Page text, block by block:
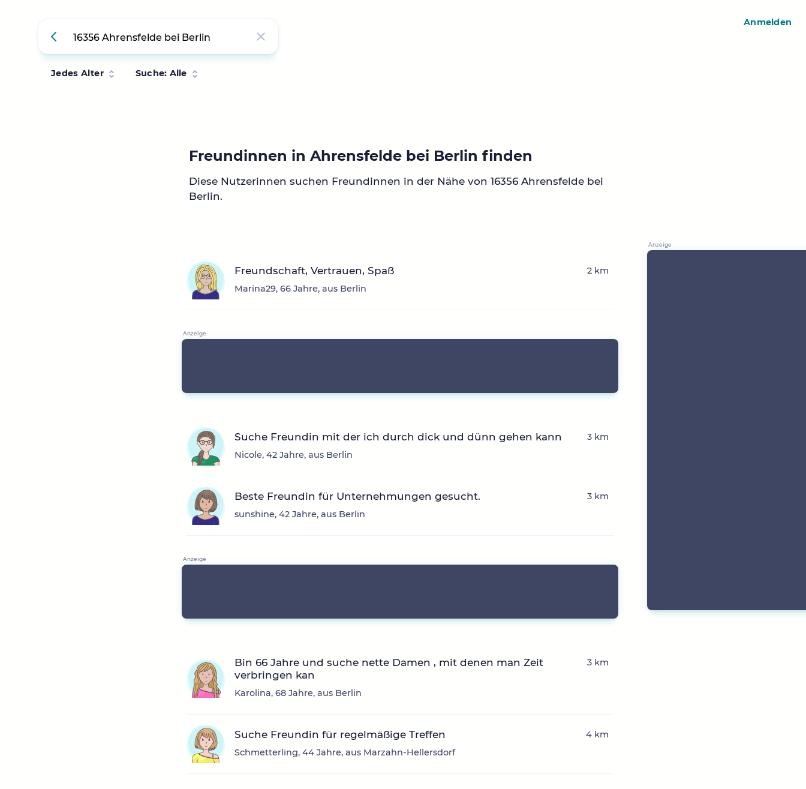
Jedes Alter Suche: Alle
Freundinnen in Ahrensfelde bei Berlin finden
Diese Nutzerinnen suchen Freundinnen in der Nähe von 16356 Ahrensfelde bei
Berlin.
Freundschaft, Vertrauen, Spaß
Marina29, 66 Jahre, aus Berlin
2 km
Suche Freundin mit der ich durch dick und dünn gehen kann
Nicole, 42 Jahre, aus Berlin
3 km
Beste Freundin für Unternehmungen gesucht.
sunshine, 42 Jahre, aus Berlin
3 km
Bin 66 Jahre und suche nette Damen , mit denen man Zeit
verbringen kan
Karolina, 68 Jahre, aus Berlin
3 km
Suche Freundin für regelmäßige Treffen
Schmetterling, 44 Jahre, aus Marzahn-Hellersdorf
4 km
Anmelden